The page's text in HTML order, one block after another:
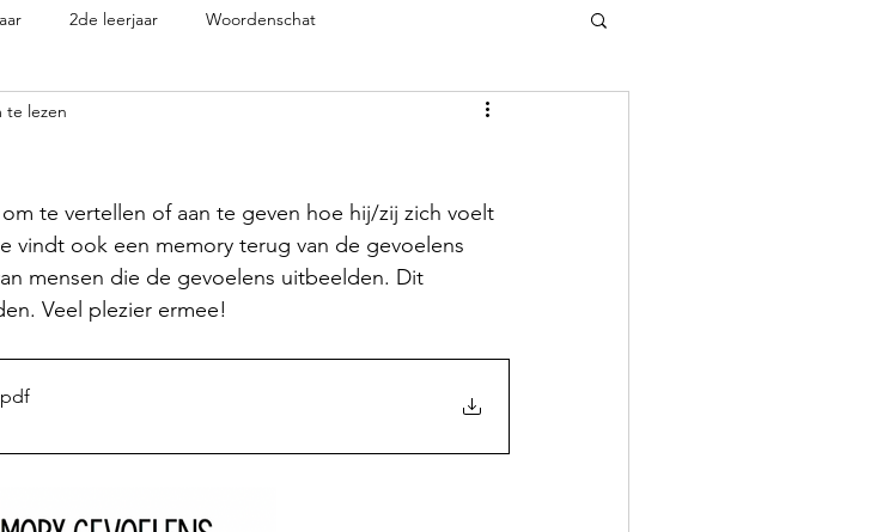
2de leerjaar Woordenschat
te lezen
te vertellen of aan te geven hoe hij/zij zich voelt
vindt ook een memory terug van de gevoelens
mensen die de gevoelens uitbeelden. Dit
Veel plezier ermee!